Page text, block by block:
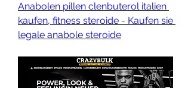
Anabolen pillen clenbuterol italien
kaufen, fitness steroide - Kaufen sie
legale anabole steroide